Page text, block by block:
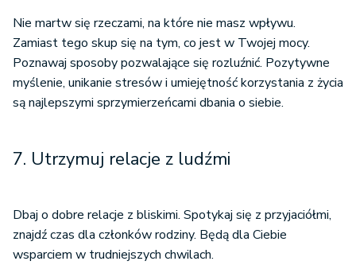
Nie martw się rzeczami, na które nie masz wpływu.
Zamiast tego skup się na tym, co jest w Twojej mocy.
Poznawaj sposoby pozwalające się rozluźnić. Pozytywne
myślenie, unikanie stresów i umiejętność korzystania z życia
są najlepszymi sprzymierzeńcami dbania o siebie.
7. Utrzymuj relacje z ludźmi
Dbaj o dobre relacje z bliskimi. Spotykaj się z przyjaciółmi,
znajdź czas dla członków rodziny. Będą dla Ciebie
wsparciem w trudniejszych chwilach.